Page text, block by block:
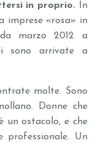
in proprio. In
imprese «rosa» in
da marzo 2012 a
sono arrivate a
molte. Sono
Donne che
un ostacolo, e che
professionale. Un